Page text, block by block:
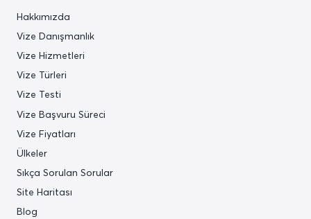
Hakkımızda
Vize Danışmanlık
Vize Hizmetleri
Vize Türleri
Vize Testi
Vize Başvuru Süreci
Vize Fiyatları
Ülkeler
Sıkça Sorulan Sorular
Site Haritası
Blog